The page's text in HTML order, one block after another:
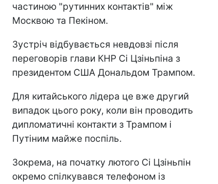
частиною "рутинних контактів" між
Москвою та Пекіном.
Зустріч відбувається невдовзі після
переговорів глави КНР Сі Цзіньпіна з
президентом США Дональдом Трампом.
Для китайського лідера це вже другий
випадок цього року, коли він проводить
дипломатичні контакти з Трампом і
Путіним майже поспіль.
Зокрема, на початку лютого Сі Цзіньпін
окремо спілкувався телефоном із